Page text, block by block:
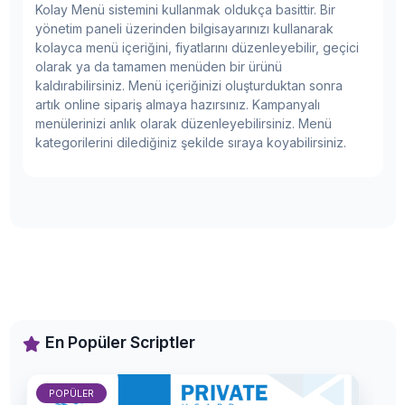
Kolay Menü sistemini kullanmak oldukça basittir. Bir
yönetim paneli üzerinden bilgisayarınızı kullanarak
kolayca menü içeriğini, fiyatlarını düzenleyebilir, geçici
olarak ya da tamamen menüden bir ürünü
kaldırabilirsiniz. Menü içeriğinizi oluşturduktan sonra
artık online sipariş almaya hazırsınız. Kampanyalı
menülerinizi anlık olarak düzenleyebilirsiniz. Menü
kategorilerini dilediğiniz şekilde sıraya koyabilirsiniz.
En Popüler Scriptler